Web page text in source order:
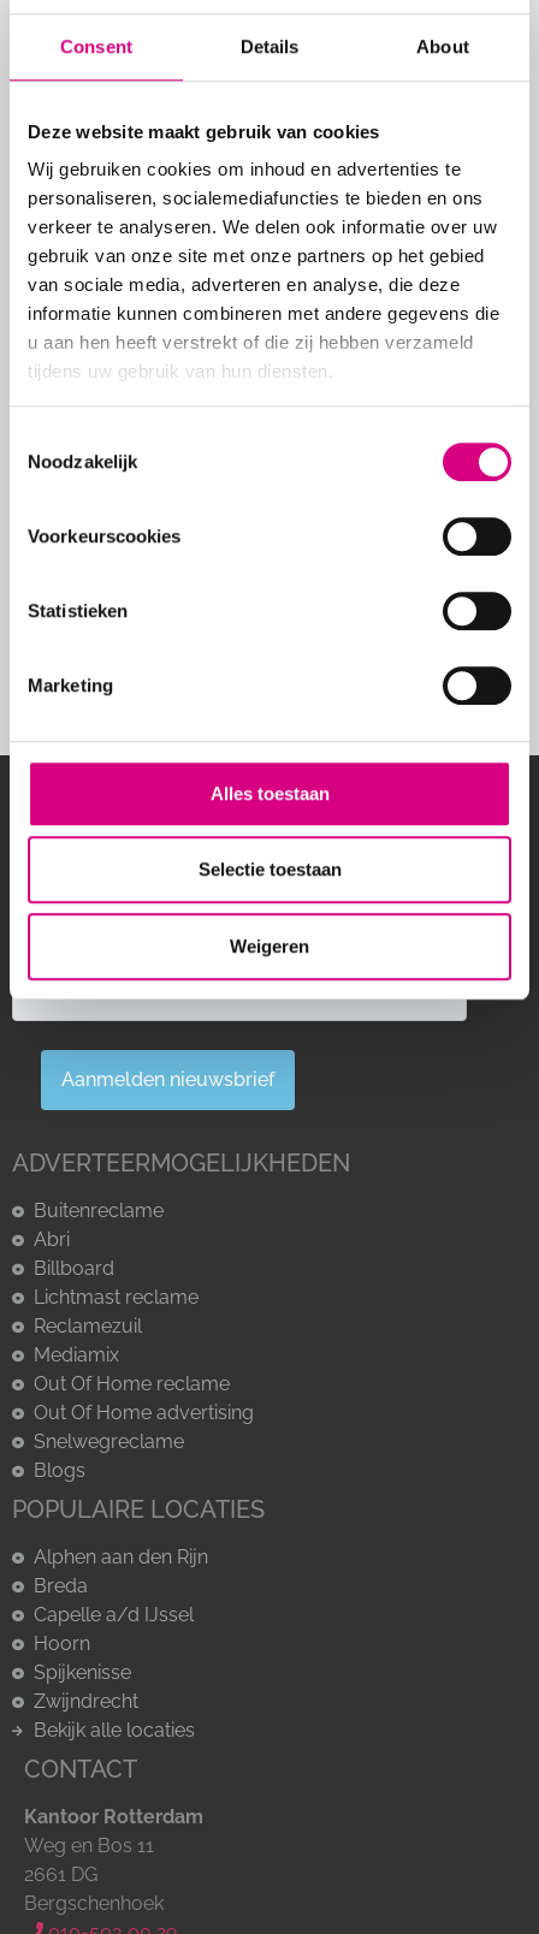
Consent Details About
Deze website maakt gebruik van cookies
Wij gebruiken cookies om inhoud en advertenties te
personaliseren, socialemediafuncties te bieden en ons
verkeer te analyseren. We delen ook informatie over uw
gebruik van onze site met onze partners op het gebied
van sociale media, adverteren en analyse, die deze
informatie kunnen combineren met andere gegevens die
u aan hen heeft verstrekt of die zij hebben verzameld
tijdens uw gebruik van hun diensten.
Selection
Noodzakelijk
Voorkeurscookies
Statistieken
Marketing
Alles toestaan
Selectie toestaan
Weigeren
Shoppingcenter Noorderveld. De middelste
digitale schermen aan beide zijden vallen
m².
DRUKBEZOCHTE LOCATIE
De billboards zijn niet alleen gelegen naast
Shoppingcenter Noorderveld maar grenzen
ook aan de N246. Hierdoor bereiken deze
schermen samen maar liefst 450.000
passanten per week. De schermen zijn goed
zichtbaar vanaf beide rijrichtingen. Een enorm
woon-werk verkeer richting Amsterdam of
ADVERTEREN IN WORMERVEER?
ONS OP
Wil jij lokale klanten bereiken of een breed publiek
aanspreken met een reclamecampagne? Bereik
heeft een groot netwerk van digitale schermen
Aanmelden nieuwsbrief
ADVERTEERMOGELIJKHEDEN
Buitenreclame
Abri
Billboard
Lichtmast reclame
Reclamezuil
Mediamix
Out Of Home reclame
Out Of Home advertising
Snelwegreclame
Blogs
POPULAIRE LOCATIES
Alphen aan den Rijn
Breda
Capelle a/d IJssel
Hoorn
Spijkenisse
Zwijndrecht
Bekijk alle locaties
CONTACT
Kantoor Rotterdam
Weg en Bos 11
2661 DG
Bergschenhoek